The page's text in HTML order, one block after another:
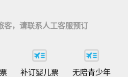
客，请联系人工客服预订
补订婴儿票 无陪青少年